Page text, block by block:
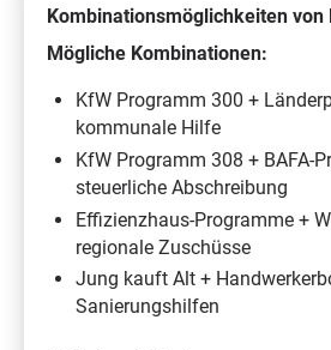
Kombinationsmöglichkeiten von
Mögliche Kombinationen:
KfW Programm 300 +
kommunale Hilfe
KfW Programm 308 + BAFA-
steuerliche Abschreibung
Effizienzhaus-Programme +
regionale Zuschüsse
Jung kauft Alt +
Sanierungshilfen